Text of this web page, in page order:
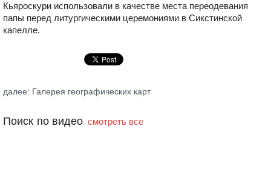
Кьяроскури использовали в качестве места переодевания
папы перед литургическими церемониями в Сикстинской
капелле.
далее: Галерея географических карт
Поиск по видео смотреть все